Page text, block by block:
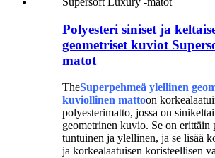
Polyesteri siniset ja
geometriset kuviot
matot
TheSuperpehmeä ylellinen
kuviollinen mattoon
polyesterimatto, jossa on
geometrinen kuvio. Se on erittäin
tuntuinen ja ylellinen, ja se lisää
ja korkealaatuisen koristeellisen